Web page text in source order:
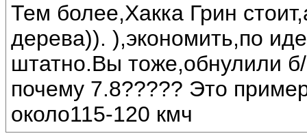
Тем более,Хакка Грин
дерева)). ),экономить,по
штатно.Вы тоже,обнулили
почему 7.8????? Это
около115-120 кмч